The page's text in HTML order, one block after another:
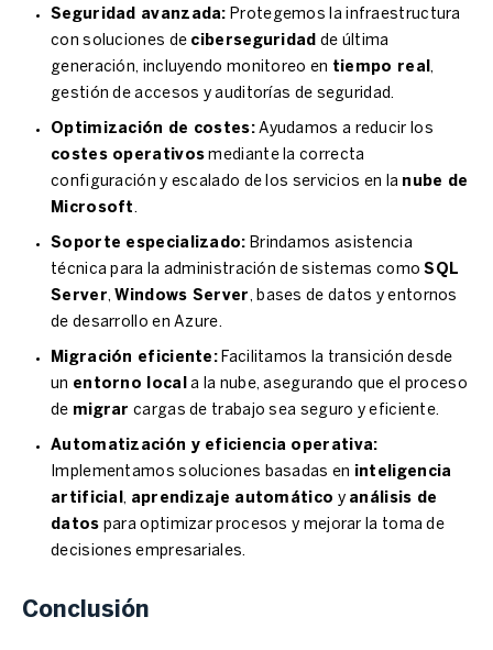
Seguridad avanzada: Protegemos la infraestructura
con soluciones de ciberseguridad de última
generación, incluyendo monitoreo en tiempo real,
gestión de accesos y auditorías de seguridad.
Optimización de costes:Ayudamos a reducir los
costes operativos mediante la correcta
configuración y escalado de los servicios en la nube de
Microsoft.
Soporte especializado: Brindamos asistencia
técnica para la administración de sistemas comoSQL
Server, Windows Server, bases de datos y entornos
de desarrollo en Azure.
Migración eficiente: Facilitamos la transición desde
un entorno local
a la nube, asegurando que el proceso
de migrar cargas de trabajo sea seguro y eficiente.
Automatización y eficiencia operativa:
Implementamos soluciones basadas en inteligencia
artificial , aprendizaje automático y análisis de
datos para optimizar procesos y mejorar la toma de
decisiones empresariales.
Conclusión